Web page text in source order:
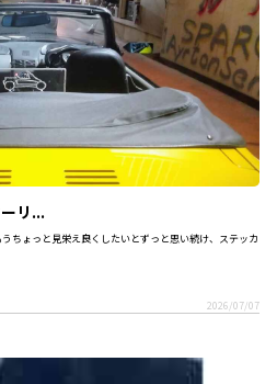
リ...
ちょっと見栄え良くしたいとずっと思い続け、ステッカ
2026/07/07